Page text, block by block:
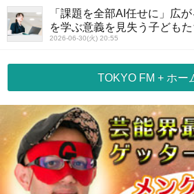
「課題を全部AI任せに」広
を学ぶ意義を見失う子ども
2026-06-30(火) 20:55
TOKYO FM + ホー